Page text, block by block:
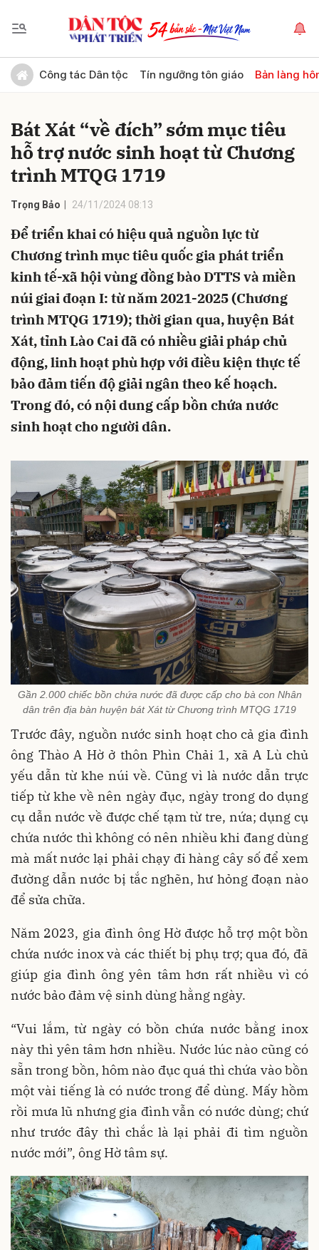
Công tác Dân tộc Tín ngưỡng tôn giáo Bản làng
Bát Xát “về đích” sớm mục tiêu
hỗ trợ nước sinh hoạt từ Chương
trình MTQG 1719
Trọng Bảo 24/11/2024 08:13
Để triển khai có hiệu quả nguồn lực từ
Chương trình mục tiêu quốc gia phát triển
kinh tế-xã hội vùng đồng bào DTTS và miền
núi giai đoạn I: từ năm 2021-2025 (Chương
trình MTQG 1719); thời gian qua, huyện Bát
Xát, tỉnh Lào Cai đã có nhiều giải pháp chủ
động, linh hoạt phù hợp với điều kiện thực tế
bảo đảm tiến độ giải ngân theo kế hoạch.
Trong đó, có nội dung cấp bồn chứa nước
sinh hoạt cho người dân.
Gần 2.000 chiếc bồn chứa nước đã được cấp cho bà con Nhân
dân trên địa bàn huyện bát Xát từ Chương trình MTQG 1719
Trước đây, nguồn nước sinh hoạt cho cả gia đình
ông Thào A Hờ ở thôn Phìn Chải 1, xã A Lù chủ
yếu dẫn từ khe núi về. Cũng vì là nước dẫn trực
tiếp từ khe về nên ngày đục, ngày trong do dụng
cụ dẫn nước về được chế tạm từ tre, nứa; dụng cụ
chứa nước thì không có nên nhiều khi đang dùng
mà mất nước lại phải chạy đi hàng cây số để xem
đường dẫn nước bị tắc nghẽn, hư hỏng đoạn nào
để sửa chữa.
Năm 2023, gia đình ông Hờ được hỗ trợ một bồn
chứa nước inox và các thiết bị phụ trợ; qua đó, đã
giúp gia đình ông yên tâm hơn rất nhiều vì có
nước bảo đảm vệ sinh dùng hằng ngày.
“Vui lắm, từ ngày có bồn chứa nước bằng inox
này thì yên tâm hơn nhiều. Nước lúc nào cũng có
sẵn trong bồn, hôm nào đục quá thì chứa vào bồn
một vài tiếng là có nước trong để dùng. Mấy hồm
rồi mưa lũ nhưng gia đình vẫn có nước dùng; chứ
như trước đây thì chắc là lại phải đi tìm nguồn
nước mới”, ông Hờ tâm sự.
Gửi bình luận